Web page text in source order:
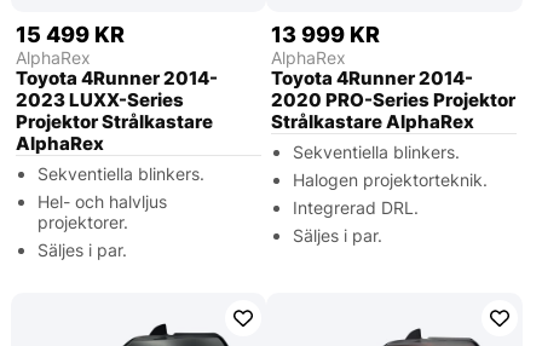
15 499 KR
AlphaRex
Toyota 4Runner 2014-
2023 LUXX-Series
Projektor Strålkastare
AlphaRex
Sekventiella blinkers.
Hel- och halvljus
projektorer.
Säljes i par.
13 999 KR
AlphaRex
Toyota 4Runner 2014-
2020 PRO-Series Projektor
Strålkastare AlphaRex
Sekventiella blinkers.
Halogen projektorteknik.
Integrerad DRL.
Säljes i par.